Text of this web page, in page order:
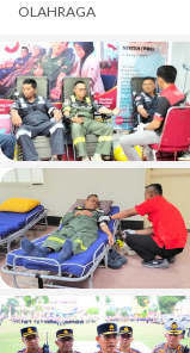
OLAHRAGA